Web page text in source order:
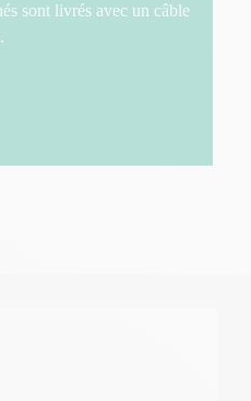
sont livrés avec un câble